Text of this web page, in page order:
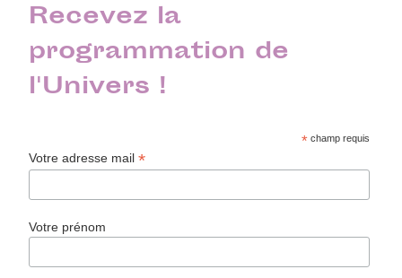
Recevez la
programmation de
l'Univers !
* champ requis
Votre adresse mail*
Votre prénom